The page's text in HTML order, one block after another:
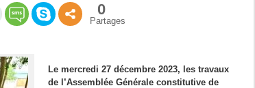
0
Partages
Le mercredi 27 décembre 2023, les travaux
de l’Assemblée Générale constitutive de